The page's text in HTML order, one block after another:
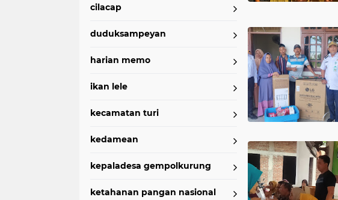
cilacap
duduksampeyan
harian memo
ikan lele
kecamatan turi
kedamean
kepaladesa gempolkurung
ketahanan pangan nasional